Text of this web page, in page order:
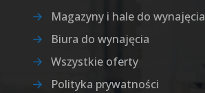
Magazyny i hale do wynajęcia
Biura do wynajęcia
Wszystkie oferty
Polityka prywatności